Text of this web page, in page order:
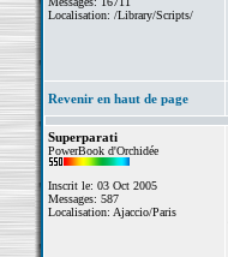
Localisation: /Library/Scripts/
Revenir en haut de page
Superparati
PowerBook d'Orchidée
Inscrit le: 03 Oct 2005
Messages: 587
Localisation: Ajaccio/Paris